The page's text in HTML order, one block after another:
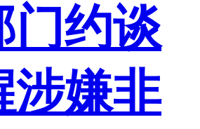
门约谈
涉嫌非